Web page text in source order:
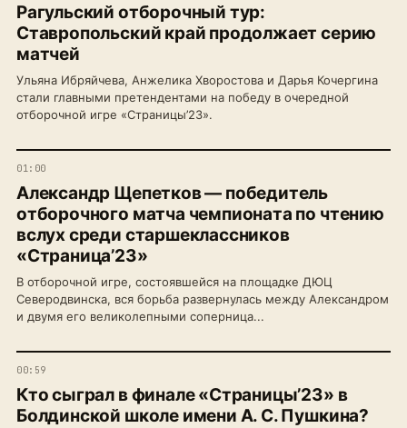
Рагульский отборочный тур:
Ставропольский край продолжает серию
матчей
Ульяна Ибряйчева, Анжелика Хворостова и Дарья Кочергина
стали главными претендентами на победу в очередной
отборочной игре «Страницы’23».
01:00
Александр Щепетков — победитель
отборочного матча чемпионата по чтению
вслух среди старшеклассников
«Страница’23»
В отборочной игре, состоявшейся на площадке ДЮЦ
Северодвинска, вся борьба развернулась между Александром
и двумя его великолепными соперница...
00:59
Кто сыграл в финале «Страницы’23» в
Болдинской школе имени А. С. Пушкина?